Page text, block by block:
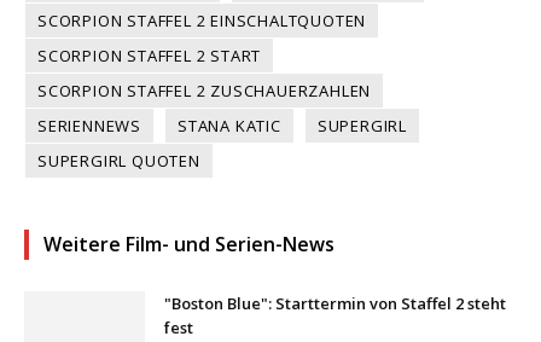
SCORPION STAFFEL 2 EINSCHALTQUOTEN
SCORPION STAFFEL 2 START
SCORPION STAFFEL 2 ZUSCHAUERZAHLEN
SERIENNEWS
STANA KATIC
SUPERGIRL
SUPERGIRL QUOTEN
Weitere Film- und Serien-News
"Boston Blue": Starttermin von Staffel 2 steht
fest